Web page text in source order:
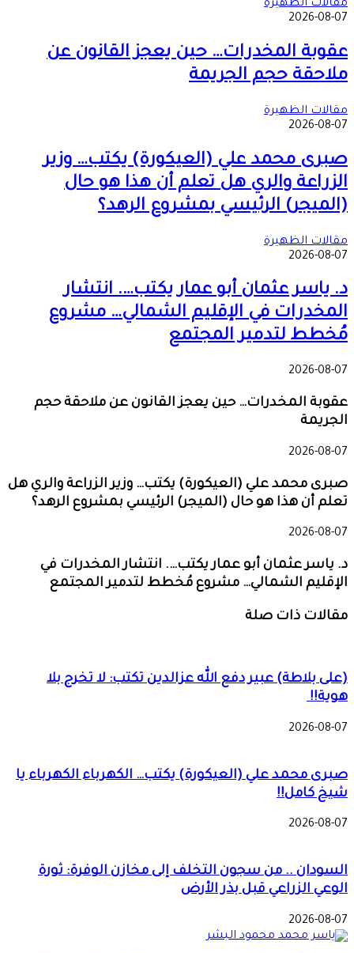
مقالات الظهيرة
2026-08-07
عقوبة المخدرات… حين يعجز القانون عن
ملاحقة حجم الجريمة
مقالات الظهيرة
2026-08-07
صبرى محمد علي (العيكورة) يكتب… وزير
الزراعة والري هل تعلم أن هذا هو حال
(الميجر) الرئيسي بمشروع الرهد؟
مقالات الظهيرة
2026-08-07
د. ياسر عثمان أبو عمار يكتب…. انتشار
المخدرات في الإقليم الشمالي… مشروع
مُخطط لتدمير المجتمع
2026-08-07
عقوبة المخدرات… حين يعجز القانون عن ملاحقة حجم
الجريمة
2026-08-07
صبرى محمد علي (العيكورة) يكتب… وزير الزراعة والري هل
تعلم أن هذا هو حال (الميجر) الرئيسي بمشروع الرهد؟
2026-08-07
د. ياسر عثمان أبو عمار يكتب…. انتشار المخدرات في
الإقليم الشمالي… مشروع مُخطط لتدمير المجتمع
مقالات ذات صلة
(على بلاطة) عبير دفع الله عزالدين تكتب: لا تخرج بلا
هوية!!
2026-08-07
صبرى محمد علي (العيكورة) يكتب… الكهرباء الكهرباء يا
شيخ كامل!!
2026-08-07
السودان .. من سجون التخلف إلى مخازن الوفرة: ثورة
الوعي الزراعي قبل بذر الأرض
2026-08-07